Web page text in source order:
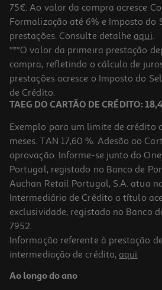
75€. Ao valor da compra acresce
Formalização até 6% e Imposto do
prestações. Consulte detalhe aqui.
***O valor da primeira prestação
compra, refletindo o cálculo de
prestações acresce o Imposto do
de Crédito.
TAEG DO CARTÃO DE CRÉDITO:
Exemplo para um limite de crédito
meses. TAN 17,60 %. Adesão ao
aprovação. Informe-se junto do
Portugal, registado no Banco de
Auchan Retail Portugal, S.A. atua
Intermediário de Crédito a título
exclusividade, registado no Banco
7952.
Informação referente à prestação
intermediação de crédito, aqui.
Ao longo do ano